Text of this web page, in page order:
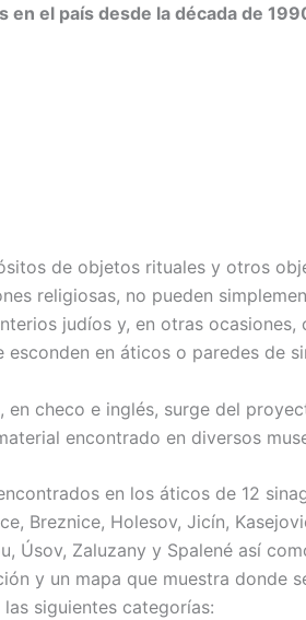
en el país desde la década de
de objetos rituales y otros
religiosas, no pueden
judíos y, en otras ocasiones,
esconden en áticos o paredes de
en checo e inglés, surge del
encontrado en diversos
en los áticos de 12
Breznice, Holesov, Jicín,
Úsov, Zaluzany y Spalené así
y un mapa que muestra donde
siguientes categorías: